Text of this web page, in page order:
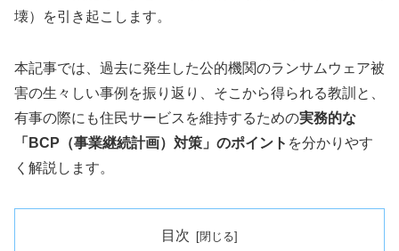
壊）を引き起こします。
本記事では、過去に発生した公的機関のランサムウェア被
害の生々しい事例を振り返り、そこから得られる教訓と、
有事の際にも住民サービスを維持するための実務的な
「BCP（事業継続計画）対策」のポイント を分かりやす
く解説します。
目次